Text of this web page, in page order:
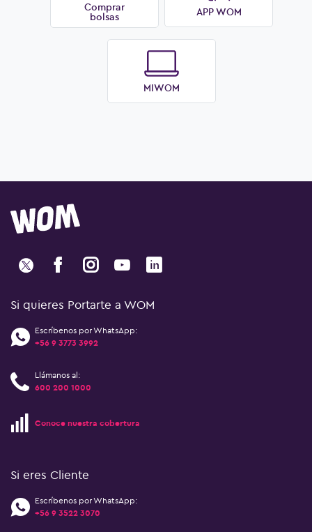
Comprar
bolsas APP WOM
MIWOM
Si quieres Portarte a WOM
Escríbenos por WhatsApp:
+56 9 3773 3992
Llámanos al:
600 200 1000
Conoce nuestra cobertura
Si eres Cliente
Escríbenos por WhatsApp:
+56 9 3522 3070